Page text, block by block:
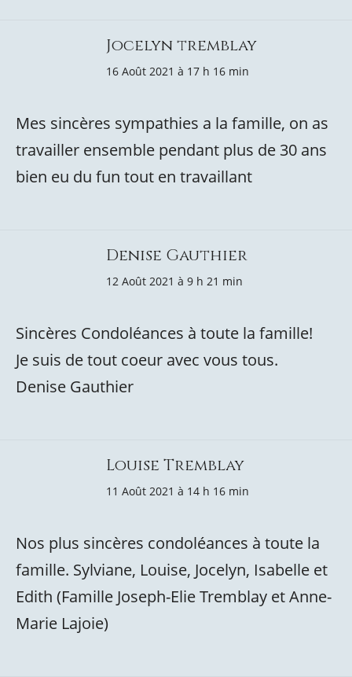
Jocelyn tremblay
16 Août 2021 à 17 h 16 min
Mes sincères sympathies a la famille, on as
travailler ensemble pendant plus de 30 ans
bien eu du fun tout en travaillant
Denise Gauthier
12 Août 2021 à 9 h 21 min
Sincères Condoléances à toute la famille!
Je suis de tout coeur avec vous tous.
Denise Gauthier
Louise Tremblay
11 Août 2021 à 14 h 16 min
Nos plus sincères condoléances à toute la
famille. Sylviane, Louise, Jocelyn, Isabelle et
Edith (Famille Joseph-Elie Tremblay et Anne-
Marie Lajoie)